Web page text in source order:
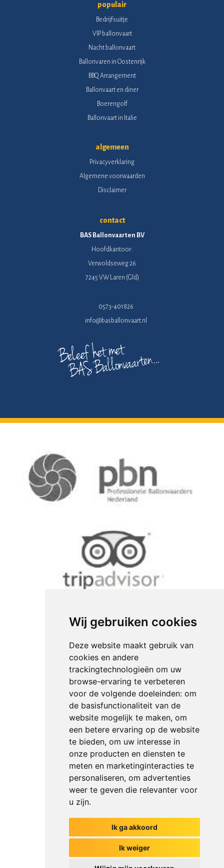
Wij gebruiken cookies
Deze website maakt gebruik van
cookies en andere
trackingtechnologieën om uw
browse-ervaring te verbeteren
voor de volgende doeleinden: om
de basisfunctionaliteit van de
website mogelijk te maken, om
een betere ervaring op de website
te bieden, om uw interesse in
onze producten en diensten te
meten en marketinginteracties te
personaliseren, om advertenties
weer te geven die relevanter voor
u zijn.
Ik ga akkoord
Ik weiger
populair
Bedrijfsuitje
VIP ballonvaart
Nacht ballonvaart
Ballonvaren in Oostenrijk
BBQ Arrangement
Ballonvaart en diner
Boerengolf
Ballonvaart in Italie
algemeen
Privacyverklaring
Algemene voorwaarden
Disclaimer
contact
BAS Ballonvaarten BV
Hoofdkantoor:
Verwoldseweg 26
7245 VW Laren (Gld)
0573-401826
info@basballonvaart.nl
Het begin van jouw gesprek